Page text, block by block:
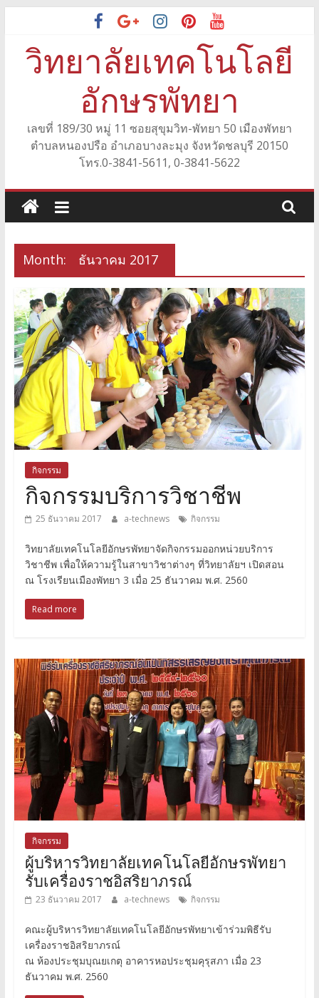
contentวิทยาลัยเทคโนโลยี
อักษรพัทยา
เลขที่ 189/30 หมู่ 11 ซอยสุขุมวิท-พัทยา 50 เมืองพัทยา
ตำบลหนองปรือ อำเภอบางละมุง จังหวัดชลบุรี 20150
โทร.0-3841-5611, 0-3841-5622
Month: ธันวาคม 2017
กิจกรรม
กิจกรรมบริการวิชาชีพ
25 ธันวาคม 2017 a-technews กิจกรรม
วิทยาลัยเทคโนโลยีอักษรพัทยาจัดกิจกรรมออกหน่วยบริการ
วิชาชีพ เพื่อให้ความรู้ในสาขาวิชาต่างๆ ที่วิทยาลัยฯ เปิดสอน
ณ โรงเรียนเมืองพัทยา 3 เมื่อ 25 ธันวาคม พ.ศ. 2560
Read more
กิจกรรม
ผู้บริหารวิทยาลัยเทคโนโลยีอักษรพัทยา
รับเครื่องราชอิสริยาภรณ์
23 ธันวาคม 2017 a-technews กิจกรรม
คณะผู้บริหารวิทยาลัยเทคโนโลยีอักษรพัทยาเข้าร่วมพิธีรับ
เครื่องราชอิสริยาภรณ์
ณ ห้องประชุมบุณยเกตุ อาคารหอประชุมคุรุสภา เมื่อ 23
ธันวาคม พ.ศ. 2560